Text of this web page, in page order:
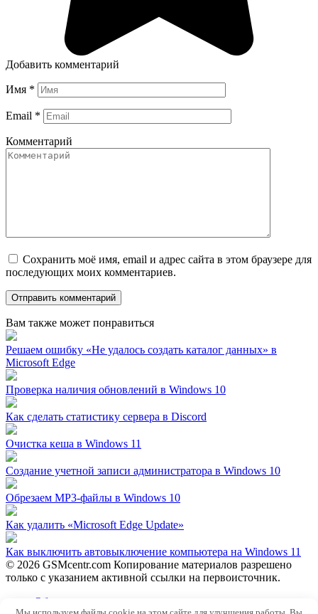
Добавить комментарий
Имя *
Email *
Комментарий
Сохранить моё имя, email и адрес сайта в этом браузере для
последующих моих комментариев.
Вам также может понравиться
Решаем ошибку «Не удалось создать каталог данных» в
Microsoft Edge
Проверка наличия обновлений в Windows 10
Как сделать статистику сервера в Discord
Очистка кеша в Windows 11
Создание учетной записи администратора в Windows 10
Обрезаем MP3-файлы в Windows 10
Как удалить «Microsoft Edge Update»
Как выключить автовыключение компьютера на Windows 11
© 2026 GSMcentr.com Копирование материалов разрешено
только с указанием активной ссылки на первоисточник.
Обратная связь